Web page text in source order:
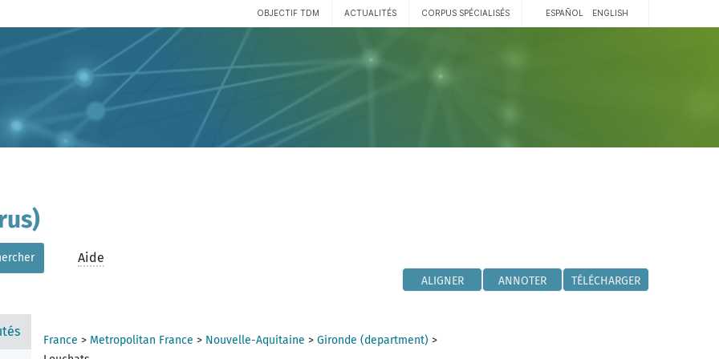
OBJECTIF TDM ACTUALITÉS CORPUS SPÉCIALISÉS ESPAÑOL ENGLISH
Aide
ALIGNER ANNOTER TÉLÉCHARGER
France > Metropolitan France > Nouvelle-Aquitaine > Gironde (department) >